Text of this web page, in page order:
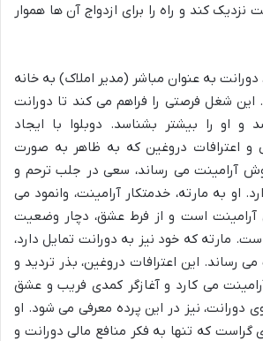
نزدیک کند و راه را برای ازدواج آن ها هموار
به عنوان مباشر (مدیر املاک) به خانه
این شغل فرصتی را فراهم می کند تا دورانت
و او را بیشتر بشناسد. دوبلوا با ایجاد
اعترافات دروغین که به ظاهر به صورت
آرامینت می رساند، سعی در جلب ترحم و
او به مارته، خدمتکار آرامینت، وانمود می
آرامینت است و از فرط عشق، دچار وضعیت
مارته که خود نیز به دورانت تمایل دارد،
می رساند. این اعترافات دروغین، بذر تردید و
می کارد و آغازگر کمدی فریب و عشق
دورانت، نیز در این پرده معرفی می شود. او
گراست که تنها به فکر منافع مالی دورانت و